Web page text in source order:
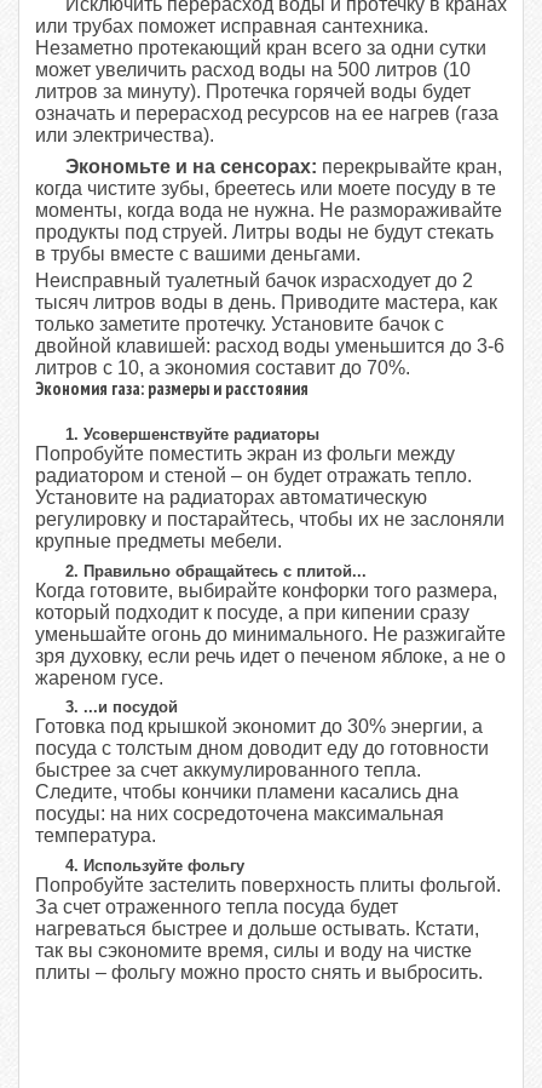
Исключить перерасход воды и протечку в кранах
или трубах поможет исправная сантехника.
Незаметно протекающий кран всего за одни сутки
может увеличить расход воды на 500 литров (10
литров за минуту). Протечка горячей воды будет
означать и перерасход ресурсов на ее нагрев (газа
или электричества).
Экономьте и на сенсорах: перекрывайте кран,
когда чистите зубы, бреетесь или моете посуду в те
моменты, когда вода не нужна. Не размораживайте
продукты под струей. Литры воды не будут стекать
в трубы вместе с вашими деньгами.
Неисправный туалетный бачок израсходует до 2
тысяч литров воды в день. Приводите мастера, как
только заметите протечку. Установите бачок с
двойной клавишей: расход воды уменьшится до 3-6
литров с 10, а экономия составит до 70%.
Экономия газа: размеры и расстояния
1. Усовершенствуйте радиаторы
Попробуйте поместить экран из фольги между
радиатором и стеной – он будет отражать тепло.
Установите на радиаторах автоматическую
регулировку и постарайтесь, чтобы их не заслоняли
крупные предметы мебели.
2. Правильно обращайтесь с плитой...
Когда готовите, выбирайте конфорки того размера,
который подходит к посуде, а при кипении сразу
уменьшайте огонь до минимального. Не разжигайте
зря духовку, если речь идет о печеном яблоке, а не о
жареном гусе.
3. ...и посудой
Готовка под крышкой экономит до 30% энергии, а
посуда с толстым дном доводит еду до готовности
быстрее за счет аккумулированного тепла.
Следите, чтобы кончики пламени касались дна
посуды: на них сосредоточена максимальная
температура.
4. Используйте фольгу
Попробуйте застелить поверхность плиты фольгой.
За счет отраженного тепла посуда будет
нагреваться быстрее и дольше остывать. Кстати,
так вы сэкономите время, силы и воду на чистке
плиты – фольгу можно просто снять и выбросить.